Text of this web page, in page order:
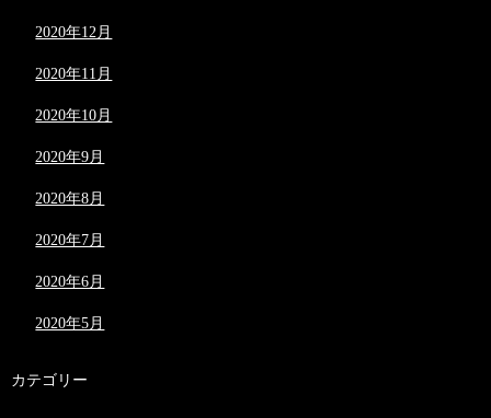
2020年12月
2020年11月
2020年10月
2020年9月
2020年8月
2020年7月
2020年6月
2020年5月
カテゴリー